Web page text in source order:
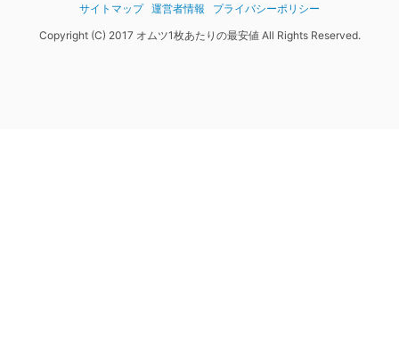
サイトマップ 運営者情報
プライバシーポリシー
Copyright (C) 2017 オムツ1枚あたりの最安値 All Rights Reserved.